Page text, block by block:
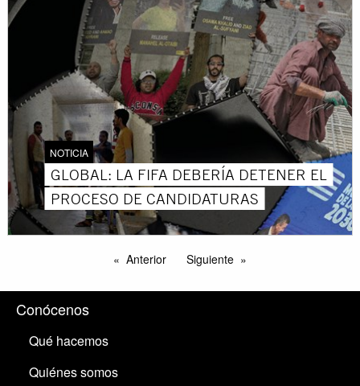
NOTICIA
GLOBAL: LA FIFA DEBERÍA DETENER EL
PROCESO DE CANDIDATURAS
Anterior Siguiente
Conócenos
Qué hacemos
Quiénes somos